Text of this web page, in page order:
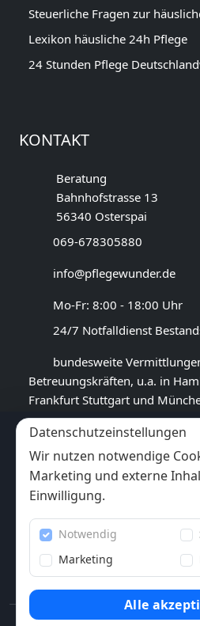
Steuerliche Fragen zur
Lexikon häusliche 24h Pflege
24 Stunden Pflege
KONTAKT
Beratung
Bahnhofstrasse 13
56340 Osterspai
069-678305880
info@pflegewunder.de
Mo-Fr: 8:00 - 18:00 Uhr
24/7 Notfalldienst
bundesweite
Betreuungskräften, u.a. in
Frankfurt Stuttgart und
GOOGLE BEWERTUNG
4,5 ★★★★★
(17 Rezensionen)
Trustpilot
6x★★★★★
Datenschutzeinstellungen
Wir nutzen notwendige
Marketing und externe
Einwilligung.
Notwendig
Marketing
Alle